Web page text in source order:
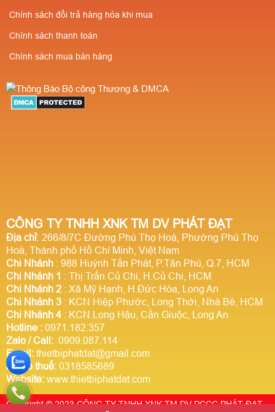
CÔNG TY TNHH XNK TM DV PHÁT ĐẠT
Địa chỉ: 266/8/7C Đường Phú Thọ Hoà, Phường Phú Thọ
Hoà, Thành phố Hồ Chí Minh, Việt Nam
Chi Nhánh : 988 Huỳnh Tấn Phát, P.Tân Phú, Q.7, HCM
Chi Nhánh 1 : Thị Trấn Củ Chi, H.Củ Chi, HCM
Chi Nhánh 2 : Xã Mỹ Hạnh, H.Đức Hòa, Long An
Chi Nhánh 3 : KCN Hiệp Phước, Long Thới, Nhà Bè, HCM
Chi Nhánh 4 : KCN Long Hậu, Cần Giuộc, Long An
Hotline : 0971.182.357
Zalo / Call: 0909.087.114
Email: thietbiphatdat@gmail.com
Mã số thuế: 0318585689
Website: www.thietbiphatdat.com
Chính sách đổi trả hàng hóa khi mua
Chính sách thanh toán
Chính sách mua bán hàng
Copyright © 2023 CÔNG TY TNHH XNK TM DV PCCC PHÁT ĐẠT.